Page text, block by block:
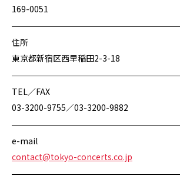
169-0051
住所
東京都新宿区西早稲田2-3-18
TEL／FAX
03-3200-9755／03-3200-9882
e-mail
contact@tokyo-concerts.co.jp